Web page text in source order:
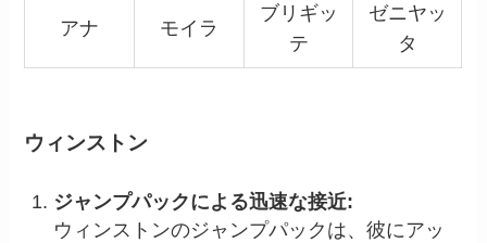
アナ モイラ
ブリギッ
テ
ゼニヤッ
タ
ウィンストン
ジャンプパックによる迅速な接近:
ウィンストンのジャンプパックは、彼にアッ